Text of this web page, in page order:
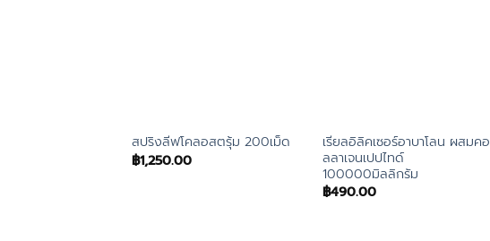
สปริงลีฟโคลอสตรุ้ม 200เม็ด
฿1,250.00
เรียลอิลิคเซอร์อาบาโลน ผสมคอ
ลลาเจนเปปไทด์
100000มิลลิกรัม
฿490.00